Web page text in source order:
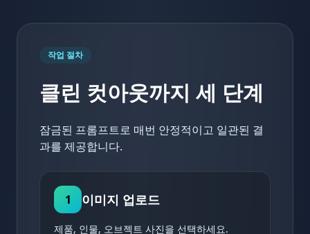
작업 절차
클린 컷아웃까지 세 단계
잠금된 프롬프트로 매번 안정적이고 일관된 결
과를 제공합니다.
1 이미지 업로드
제품, 인물, 오브젝트 사진을 선택하세요.